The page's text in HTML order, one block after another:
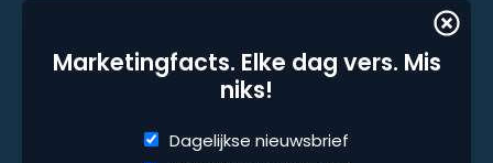
Marketingfacts. Elke dag vers. Mis
niks!
Dagelijkse nieuwsbrief
Marketingfacts. Elke dag vers. Mis niks!
Dagelijkse nieuwsbrief